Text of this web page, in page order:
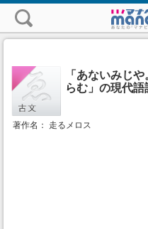
「あないみじ
らむ」の現代
著作名： 走るメロス